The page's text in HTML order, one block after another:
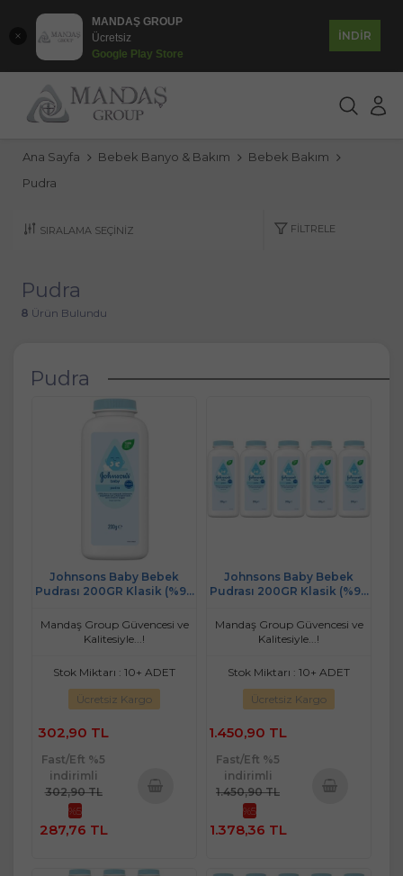
MANDAŞ GROUP
Ücretsiz
Google Play Store
İNDİR
Ana Sayfa Bebek Banyo & Bakım
Bebek Bakım
Pudra
FILTRELE
Pudra
8 Ürün Bulundu
Pudra
Johnsons Baby Bebek
Pudrası 200GR Klasik (%99
Mandaş Group Güvencesi ve
Kalitesiyle...!
Stok Miktarı : 10+ ADET
Ücretsiz Kargo
302,90 TL
Fast/Eft %5
indirimli
302,90 TL
%5
287,76 TL
Johnsons Baby Bebek
Pudrası 200GR Klasik (%99
Mandaş Group Güvencesi ve
Kalitesiyle...!
Stok Miktarı : 10+ ADET
Ücretsiz Kargo
1.450,90 TL
Fast/Eft %5
indirimli
1.450,90 TL
%5
1.378,36 TL